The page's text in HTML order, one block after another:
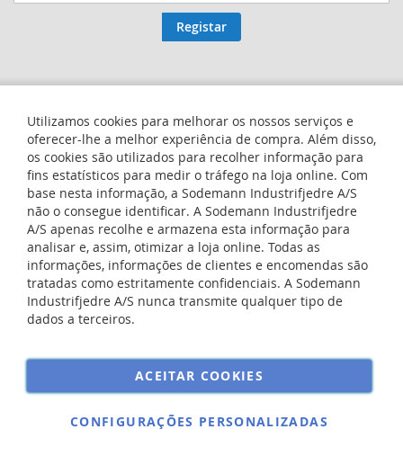
Registar
Utilizamos cookies para melhorar os nossos serviços e
oferecer-lhe a melhor experiência de compra. Além disso,
os cookies são utilizados para recolher informação para
fins estatísticos para medir o tráfego na loja online. Com
base nesta informação, a Sodemann Industrifjedre A/S
não o consegue identificar. A Sodemann Industrifjedre
A/S apenas recolhe e armazena esta informação para
analisar e, assim, otimizar a loja online. Todas as
informações, informações de clientes e encomendas são
tratadas como estritamente confidenciais. A Sodemann
Industrifjedre A/S nunca transmite qualquer tipo de
dados a terceiros.
ACEITAR COOKIES
CONFIGURAÇÕES PERSONALIZADAS